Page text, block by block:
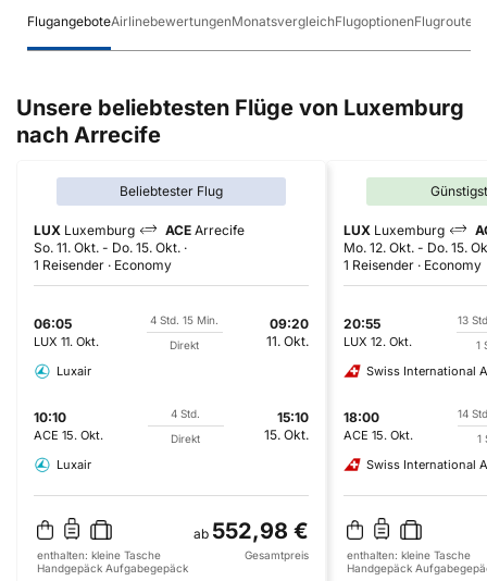
FlugangeboteAirlinebewertungenMonatsvergleichFlugoptionenFlugrouten
Unsere beliebtesten Flüge von Luxemburg
nach Arrecife
Beliebtester Flug
LUX Luxemburg ACE Arrecife
So. 11. Okt. - Do. 15. Okt.
1 Reisender
Economy
06:05
LUX 11. Okt.
4 Std. 15 Min.
Direkt
09:20
11. Okt.
Luxair
10:10
ACE 15. Okt.
4 Std.
Direkt
15:10
15. Okt.
Luxair
ab 552,98 €
enthalten: kleine Tasche
Handgepäck Aufgabegepäck
Gesamtpreis
LUX Luxemburg
Mo. 12. Okt. - Do. 15.
1 Reisender
Economy
20:55
LUX 12. Okt.
13
1
Swiss International
18:00
ACE 15. Okt.
14
1
Swiss International
enthalten: kleine Tasche
Handgepäck